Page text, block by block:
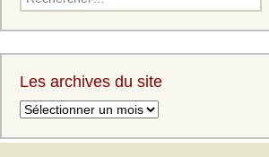
Les archives du site